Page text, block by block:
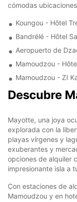
cómodas
Koungou - Hôtel
Bandrélé - Hôtel
Aeropuerto de
Mamoudzou -
Mamoudzou - ZI
Descubre
Mayotte, una joya
explorada con la
playas vírgenes y
exuberantes y
opciones de alquiler
impresionante isla a
Con estaciones de
Mamoudzou y en